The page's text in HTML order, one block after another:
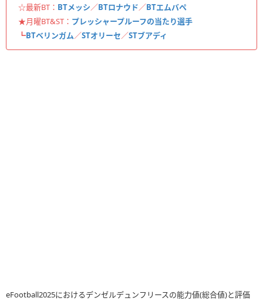
☆最新BT： BTメッシ／BTロナウド／BTエムバペ
★月曜BT&ST： プレッシャープルーフの当たり選手
┗BTベリンガム／STオリーセ／STブアディ
eFootball2025におけるデンゼルデュンフリースの能力値(総合値)と評価